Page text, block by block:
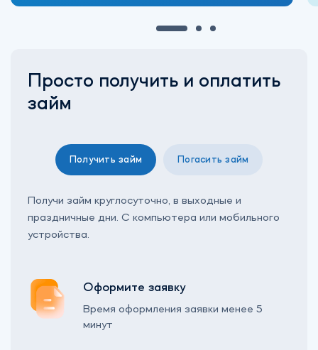
Просто получить и оплатить
займ
Получить займ Погасить займ
Получи займ круглосуточно, в выходные и
праздничные дни. С компьютера или мобильного
устройства.
Оформите заявку
Время оформления заявки менее 5
минут